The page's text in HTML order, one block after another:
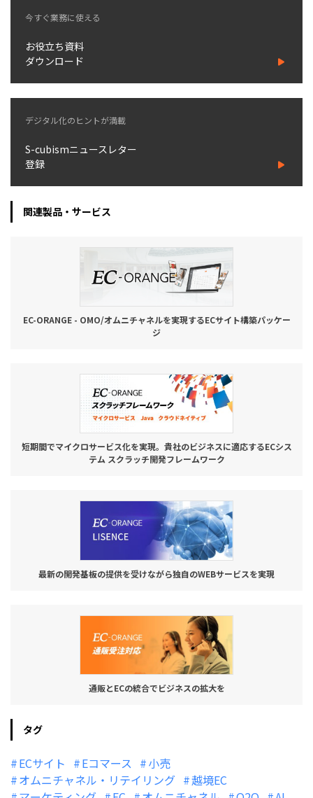
マルチテナント、マルチブランドなど
通販受注対応
スクラッチ開発
ライセンス契約
補助金活用支援
03-6432-0346
電話受付：平日 10:00~17:00
今すぐ業務に使える
お役立ち資料
ダウンロード
デジタル化のヒントが満載
S-cubismニュースレター
登録
関連製品・サービス
EC-ORANGE - OMO/オムニチャネルを実現するECサイト構築パッケー
ジ
短期間でマイクロサービス化を実現。貴社のビジネスに適応するECシス
テム スクラッチ開発フレームワーク
最新の開発基板の提供を受けながら独自のWEBサービスを実現
通販とECの統合でビジネスの拡大を
タグ
ECサイト Eコマース
小売
オムニチャネル・リテイリング
越境EC